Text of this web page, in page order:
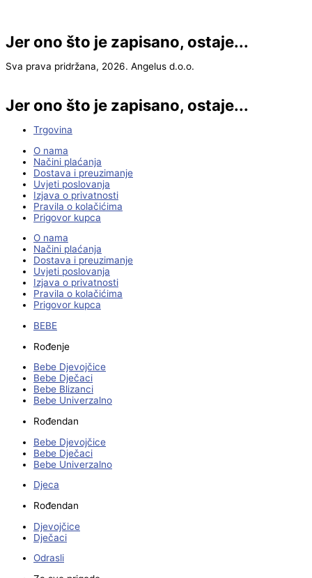
Jer ono što je zapisano, ostaje...
Sva prava pridržana, 2026. Angelus d.o.o.
Jer ono što je zapisano, ostaje...
Trgovina
O nama
Načini plaćanja
Dostava i preuzimanje
Uvjeti poslovanja
Izjava o privatnosti
Pravila o kolačićima
Prigovor kupca
O nama
Načini plaćanja
Dostava i preuzimanje
Uvjeti poslovanja
Izjava o privatnosti
Pravila o kolačićima
Prigovor kupca
BEBE
Rođenje
Bebe Djevojčice
Bebe Dječaci
Bebe Blizanci
Bebe Univerzalno
Rođendan
Bebe Djevojčice
Bebe Dječaci
Bebe Univerzalno
Djeca
Rođendan
Djevojčice
Dječaci
Odrasli